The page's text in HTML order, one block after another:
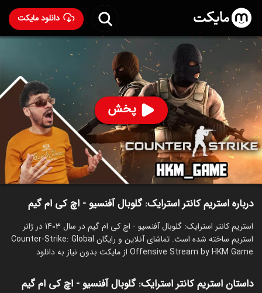
دانلود مایکت
پخش
استریم کانتر استرایک: گلوبال آفنسیو - اچ کی ام گیم
۱۲۰ 53% اچ کی ام گیم
ساخت ایران سال 1403
رده سنی ۱۳+
استریم
توضیحات قسمت‌ها سریال‌های مشابه
درباره استریم کانتر استرایک: گلوبال آفنسیو - اچ کی ام گیم
استریم کانتر استرایک: گلوبال آفنسیو - اچ کی ام گیم در سال 1403 در ژانر
استریم ساخته شده است. تماشای آنلاین و رایگان Counter-Strike: Global
Offensive Stream by HKM Game از مایکت بدون نیاز به دانلود
داستان استریم کانتر استرایک: گلوبال آفنسیو - اچ کی ام گیم